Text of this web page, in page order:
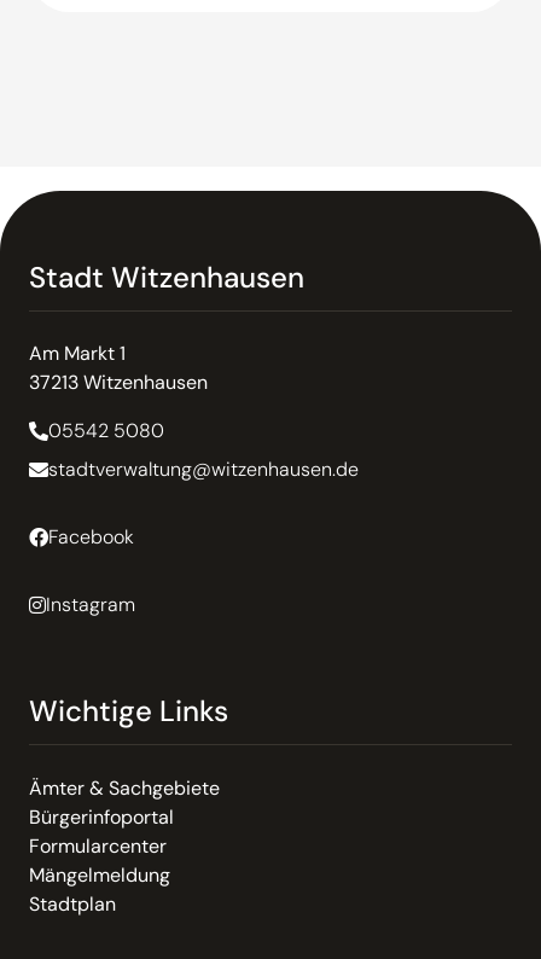
Stadt Witzenhausen
Am Markt 1
37213 Witzenhausen
05542 5080
stadtverwaltung@witzenhausen.de
Facebook
Instagram
Wichtige Links
Ämter & Sachgebiete
Bürgerinfoportal
Formularcenter
Mängelmeldung
Stadtplan